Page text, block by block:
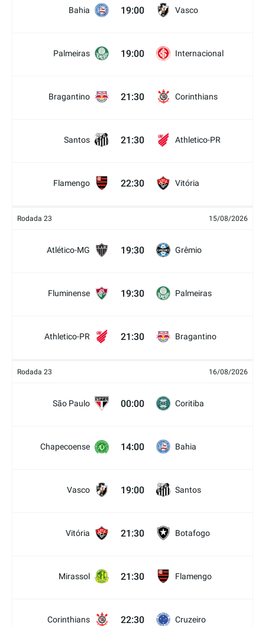
Bahia 19:00 Vasco
Palmeiras 19:00 Internacional
Bragantino 21:30 Corinthians
Santos 21:30 Athletico-PR
Flamengo 22:30 Vitória
Rodada 23 15/08/2026
Atlético-MG 19:30 Grêmio
Fluminense 19:30 Palmeiras
Athletico-PR 21:30 Bragantino
Rodada 23 16/08/2026
São Paulo 00:00 Coritiba
Chapecoense 14:00 Bahia
Vasco 19:00 Santos
Vitória 21:30 Botafogo
Mirassol 21:30 Flamengo
Corinthians 22:30 Cruzeiro